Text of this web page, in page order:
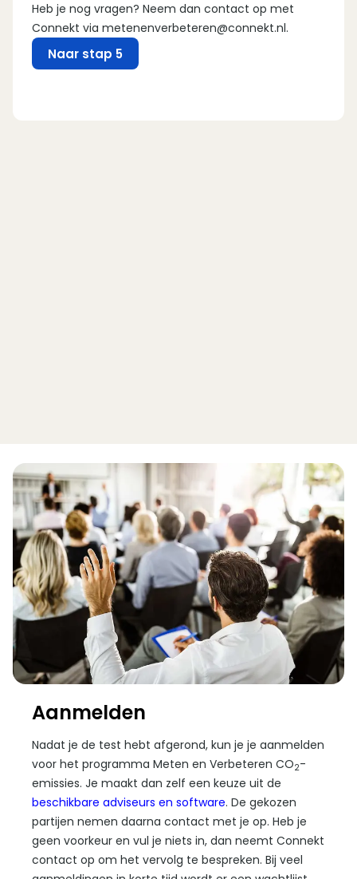
Heb je nog vragen? Neem dan contact op met
Connekt via metenenverbeteren@connekt.nl.
Naar stap 5
Aanmelden
Nadat je de test hebt afgerond, kun je je aanmelden
voor het programma Meten en Verbeteren CO2-
emissies. Je maakt dan zelf een keuze uit de
beschikbare adviseurs en software. De gekozen
partijen nemen daarna contact met je op. Heb je
geen voorkeur en vul je niets in, dan neemt Connekt
contact op om het vervolg te bespreken. Bij veel